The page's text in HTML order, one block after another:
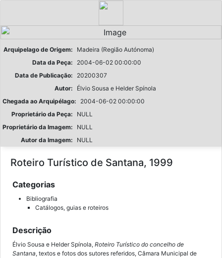
Arquipelago de Origem:
Madeira (Região Autónoma)
Data da Peça:
2004-06-02 00:00:00
Data de Publicação:
20200307
Autor:
Élvio Sousa e Helder Spínola
Chegada ao Arquipélago:
2004-06-02 00:00:00
Proprietário da Peça:
NULL
Proprietário da Imagem:
NULL
Autor da Imagem:
NULL
Roteiro Turístico de Santana, 1999
Categorias
Bibliografia
Catálogos, guias e roteiros
Descrição
Élvio Sousa e Helder Spínola, Roteiro Turístico do concelho de
Santana, textos e fotos dos sutores referidos, Câmara Municipal de